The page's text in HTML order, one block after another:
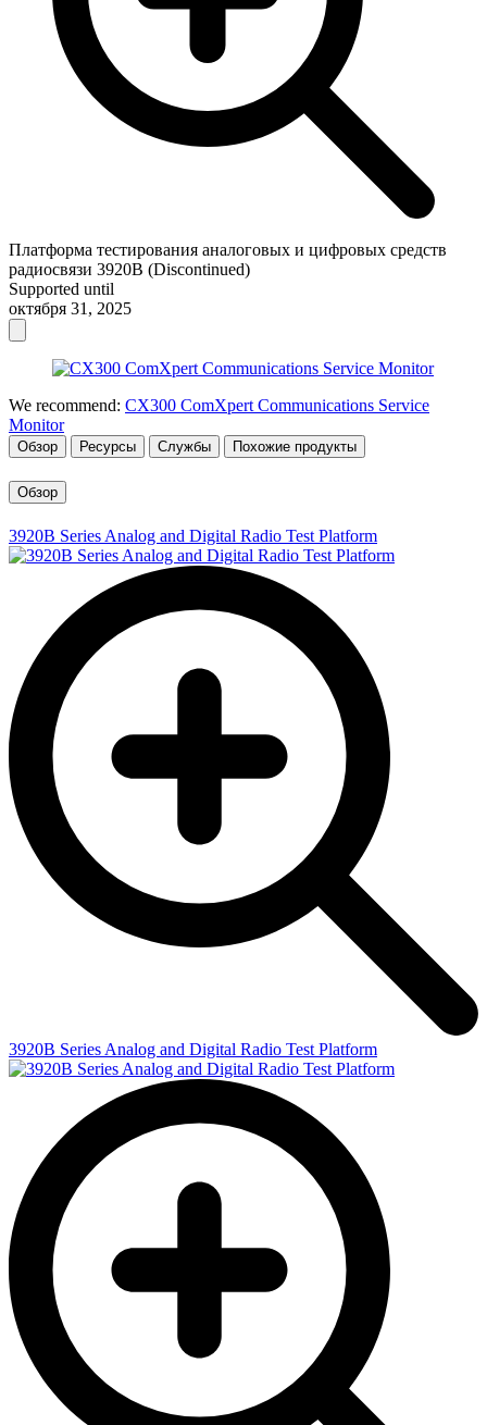
Платформа тестирования аналоговых и цифровых средств
радиосвязи 3920B (Discontinued)
Supported until
октября 31, 2025
We recommend: CX300 ComXpert Communications Service
Monitor
Обзор Ресурсы Службы Похожие продукты
Обзор
3920B Series Analog and Digital Radio Test Platform
3920B Series Analog and Digital Radio Test Platform